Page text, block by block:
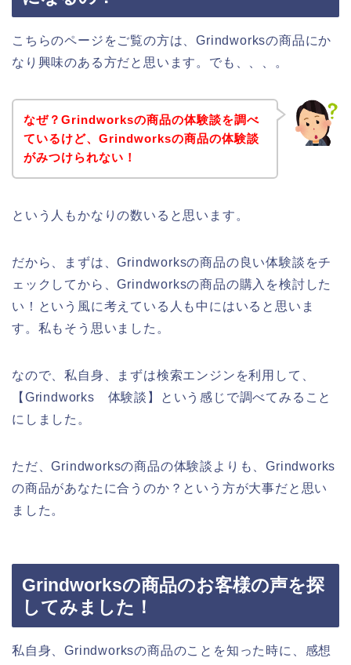
こちらのページをご覧の方は、Grindworksの商品にか
なり興味のある方だと思います。でも、、、。
なぜ？Grindworksの商品の体験談を調べ
ているけど、Grindworksの商品の体験談
がみつけられない！
という人もかなりの数いると思います。
だから、まずは、Grindworksの商品の良い体験談をチ
ェックしてから、Grindworksの商品の購入を検討した
い！という風に考えている人も中にはいると思いま
す。私もそう思いました。
なので、私自身、まずは検索エンジンを利用して、
【Grindworks 体験談】という感じで調べてみること
にしました。
ただ、Grindworksの商品の体験談よりも、Grindworks
の商品があなたに合うのか？という方が大事だと思い
ました。
Grindworksの商品のお客様の声を探
してみました！
私自身、Grindworksの商品のことを知った時に、感想